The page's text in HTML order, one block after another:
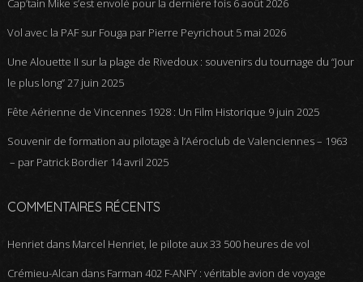
Cap’tain Mike s’est envolé pour la dernière fois 6 août 2026
Vol avec la PAF sur Fouga par Pierre Peyrichout 5 mai 2026
Une Alouette II sur la plage de Rivedoux : souvenirs du tournage du “Jour
le plus long”27 juin 2025
Fête Aérienne de Vincennes 1928 : Un Film Historique 9 juin 2025
Souvenir de formation au pilotage à l’Aéroclub de Valenciennes – 1963
– par Patrick Bordier 14 avril 2025
COMMENTAIRES RÉCENTS
Henrietdans Marcel Henriet, le pilote aux 33 500 heures de vol
Crémieu-Alcan dans Farman 402 F-ANFY : véritable avion de voyage